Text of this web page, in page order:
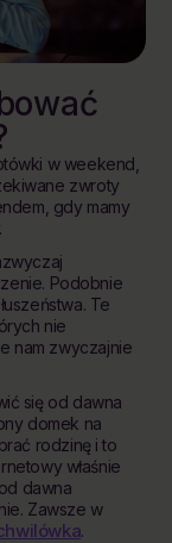
w weekend,
zwroty
gdy mamy
Podobnie
Te
nie
nam zwyczajnie
się od dawna
domek na
rodzinę i to
właśnie
dawna
Zawsze w
.